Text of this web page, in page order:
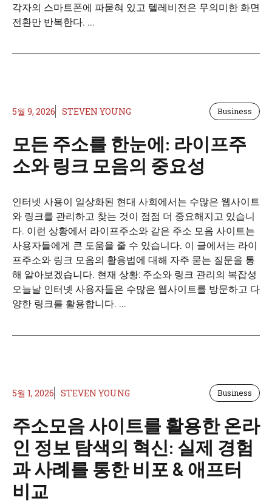
각자의 스마트폰에 파묻혀 있고 텔레비전은 무의미한 화면
전환만 반복한다. ...
5월 9, 2026 STEVEN YOUNG Business
모든 주소를 한눈에: 라이프주
소와 링크 모음의 중요성
인터넷 사용이 일상화된 현대 사회에서는 수많은 웹사이트
와 링크를 관리하고 찾는 것이 점점 더 중요해지고 있습니
다. 이런 상황에서 라이프주소와 같은 주소 모음 사이트는
사용자들에게 큰 도움을 줄 수 있습니다. 이 글에서는 라이
프주소와 링크 모음의 활용법에 대해 자주 묻는 질문을 통
해 알아보겠습니다. 현재 상황: 주소와 링크 관리의 복잡성
오늘날 인터넷 사용자들은 수많은 웹사이트를 방문하고 다
양한 링크를 활용합니다. ...
5월 1, 2026 STEVEN YOUNG Business
주소모음 사이트를 활용한 온라
인 정보 탐색의 혁신: 실제 경험
과 사례를 통한 비포 & 애프터
비교